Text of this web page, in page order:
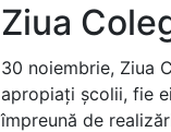
Ziua
30 noiembrie, Ziua
apropiaţi şcolii, fie
împreună de